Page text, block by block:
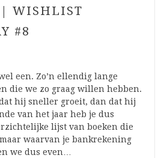
| WISHLIST
#8
een. Zo’n ellendig lange
die we zo graag willen hebben.
hij sneller groeit, dan dat hij
van het jaar heb je dus
lijst van boeken die
waarvan je bankrekening
we dus even…